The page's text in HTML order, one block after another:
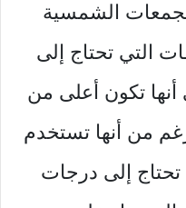
الشمسية
التي تحتاج إلى
تكون أعلى من
من أنها تستخدم
تحتاج إلى درجات